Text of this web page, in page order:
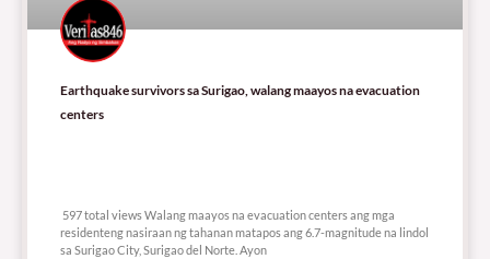
Earthquake survivors sa Surigao, walang maayos na evacuation
centers
597 total views Walang maayos na evacuation centers ang mga
residenteng nasiraan ng tahanan matapos ang 6.7-magnitude na lindol
sa Surigao City, Surigao del Norte. Ayon